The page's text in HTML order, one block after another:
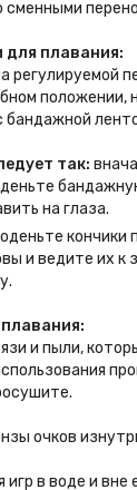
сменными
для плавания:
регулируемой
положении,
бандажной
так:
на глаза.
кончики
и ведите их к
и пыли,
очков
в воде и вне